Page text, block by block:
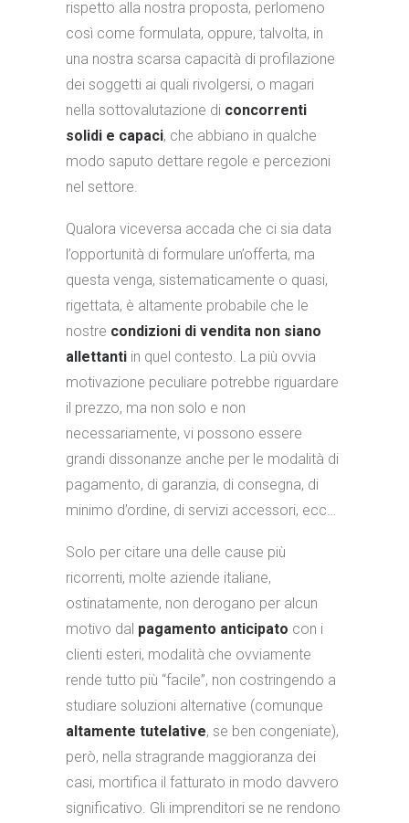
rispetto alla nostra proposta, perlomeno
così come formulata, oppure, talvolta, in
una nostra scarsa capacità di profilazione
dei soggetti ai quali rivolgersi, o magari
nella sottovalutazione di concorrenti
solidi e capaci, che abbiano in qualche
modo saputo dettare regole e percezioni
nel settore.
Qualora viceversa accada che ci sia data
l’opportunità di formulare un’offerta, ma
questa venga, sistematicamente o quasi,
rigettata, è altamente probabile che le
nostre condizioni di vendita non siano
allettanti in quel contesto. La più ovvia
motivazione peculiare potrebbe riguardare
il prezzo, ma non solo e non
necessariamente, vi possono essere
grandi dissonanze anche per le modalità di
pagamento, di garanzia, di consegna, di
minimo d’ordine, di servizi accessori, ecc…
Solo per citare una delle cause più
ricorrenti, molte aziende italiane,
ostinatamente, non derogano per alcun
motivo dal pagamento anticipato con i
clienti esteri, modalità che ovviamente
rende tutto più “facile”, non costringendo a
studiare soluzioni alternative (comunque
altamente tutelative, se ben congeniate),
però, nella stragrande maggioranza dei
casi, mortifica il fatturato in modo davvero
significativo. Gli imprenditori se ne rendono